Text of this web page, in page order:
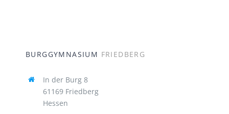
BURGGYMNASIUM FRIEDBERG
In der Burg 8
61169 Friedberg
Hessen